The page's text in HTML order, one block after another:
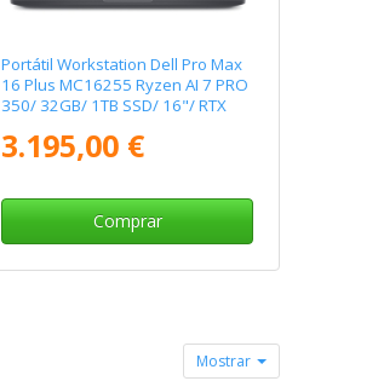
Portátil Workstation Dell Pro Max
16 Plus MC16255 Ryzen AI 7 PRO
350/ 32GB/ 1TB SSD/ 16"/ RTX
3.195,00 €
Comprar
Mostrar